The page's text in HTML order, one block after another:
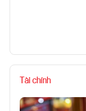
Tài chính